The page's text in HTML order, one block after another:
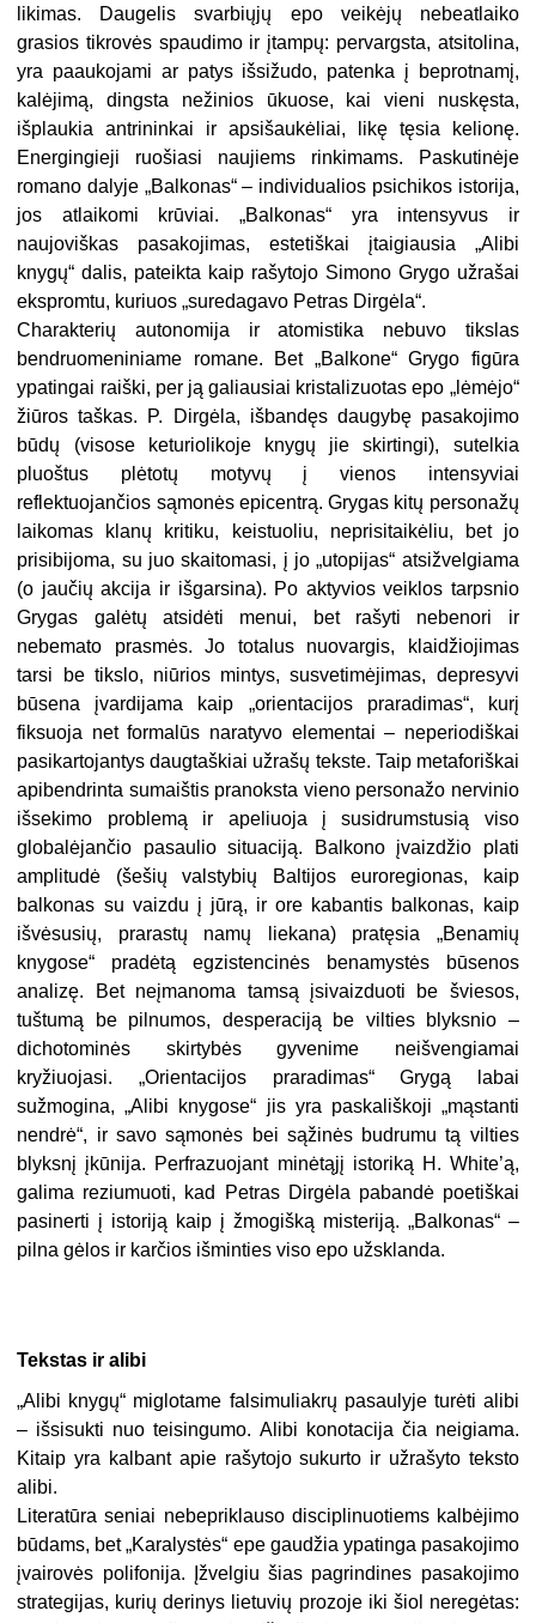
likimas. Daugelis svarbiųjų epo veikėjų nebeatlaiko
grasios tikrovės spaudimo ir įtampų: pervargsta, atsitolina,
yra paaukojami ar patys išsižudo, patenka į beprotnamį,
kalėjimą, dingsta nežinios ūkuose, kai vieni nuskęsta,
išplaukia antrininkai ir apsišaukėliai, likę tęsia kelionę.
Energingieji ruošiasi naujiems rinkimams. Paskutinėje
romano dalyje „Balkonas“ – individualios psichikos istorija,
jos atlaikomi krūviai. „Balkonas“ yra intensyvus ir
naujoviškas pasakojimas, estetiškai įtaigiausia „Alibi
knygų“ dalis, pateikta kaip rašytojo Simono Grygo užrašai
ekspromtu, kuriuos „suredagavo Petras Dirgėla“.
Charakterių autonomija ir atomistika nebuvo tikslas
bendruomeniniame romane. Bet „Balkone“ Grygo figūra
ypatingai raiški, per ją galiausiai kristalizuotas epo „lėmėjo“
žiūros taškas. P. Dirgėla, išbandęs daugybę pasakojimo
būdų (visose keturiolikoje knygų jie skirtingi), sutelkia
pluoštus plėtotų motyvų į vienos intensyviai
reflektuojančios sąmonės epicentrą. Grygas kitų personažų
laikomas klanų kritiku, keistuoliu, neprisitaikėliu, bet jo
prisibijoma, su juo skaitomasi, į jo „utopijas“ atsižvelgiama
(o jaučių akcija ir išgarsina). Po aktyvios veiklos tarpsnio
Grygas galėtų atsidėti menui, bet rašyti nebenori ir
nebemato prasmės. Jo totalus nuovargis, klaidžiojimas
tarsi be tikslo, niūrios mintys, susvetimėjimas, depresyvi
būsena įvardijama kaip „orientacijos praradimas“, kurį
fiksuoja net formalūs naratyvo elementai – neperiodiškai
pasikartojantys daugtaškiai užrašų tekste. Taip metaforiškai
apibendrinta sumaištis pranoksta vieno personažo nervinio
išsekimo problemą ir apeliuoja į susidrumstusią viso
globalėjančio pasaulio situaciją. Balkono įvaizdžio plati
amplitudė (šešių valstybių Baltijos euroregionas, kaip
balkonas su vaizdu į jūrą, ir ore kabantis balkonas, kaip
išvėsusių, prarastų namų liekana) pratęsia „Benamių
knygose“ pradėtą egzistencinės benamystės būsenos
analizę. Bet neįmanoma tamsą įsivaizduoti be šviesos,
tuštumą be pilnumos, desperaciją be vilties blyksnio –
dichotominės skirtybės gyvenime neišvengiamai
kryžiuojasi. „Orientacijos praradimas“ Grygą labai
sužmogina, „Alibi knygose“ jis yra paskališkoji „mąstanti
nendrė“, ir savo sąmonės bei sąžinės budrumu tą vilties
blyksnį įkūnija. Perfrazuojant minėtąjį istoriką H. White’ą,
galima reziumuoti, kad Petras Dirgėla pabandė poetiškai
pasinerti į istoriją kaip į žmogišką misteriją. „Balkonas“ –
pilna gėlos ir karčios išminties viso epo užsklanda.
Tekstas ir alibi
„Alibi knygų“ miglotame falsimuliakrų pasaulyje turėti alibi
– išsisukti nuo teisingumo. Alibi konotacija čia neigiama.
Kitaip yra kalbant apie rašytojo sukurto ir užrašyto teksto
alibi.
Literatūra seniai nebepriklauso disciplinuotiems kalbėjimo
būdams, bet „Karalystės“ epe gaudžia ypatinga pasakojimo
įvairovės polifonija. Įžvelgiu šias pagrindines pasakojimo
strategijas, kurių derinys lietuvių prozoje iki šiol neregėtas: